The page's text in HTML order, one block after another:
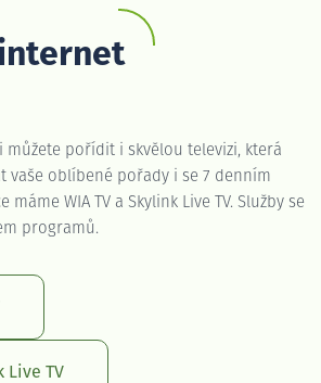
můžete pořídit i skvělou televizi, která
vaše oblíbené pořady i se 7 denním
máme WIA TV a Skylink Live TV. Služby se
programů.
Live TV